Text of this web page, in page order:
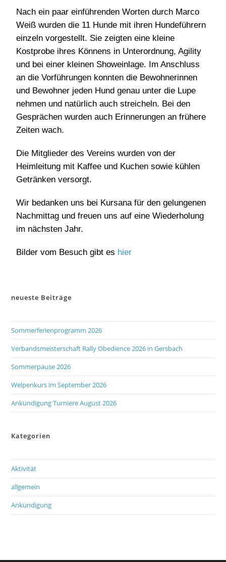
Nach ein paar einführenden Worten durch Marco
Weiß wurden die 11 Hunde mit ihren Hundeführern
einzeln vorgestellt. Sie zeigten eine kleine
Kostprobe ihres Könnens in Unterordnung, Agility
und bei einer kleinen Showeinlage. Im Anschluss
an die Vorführungen konnten die Bewohnerinnen
und Bewohner jeden Hund genau unter die Lupe
nehmen und natürlich auch streicheln. Bei den
Gesprächen wurden auch Erinnerungen an frühere
Zeiten wach.
Die Mitglieder des Vereins wurden von der
Heimleitung mit Kaffee und Kuchen sowie kühlen
Getränken versorgt.
Wir bedanken uns bei Kursana für den gelungenen
Nachmittag und freuen uns auf eine Wiederholung
im nächsten Jahr.
Bilder vom Besuch gibt es hier
neueste Beiträge
Sommerferienprogramm 2026
Verbandsmeisterschaft Rally Obedience 2026 in Gersbach
Sommerpause 2026
Welpenkurs im September 2026
Ankündigung Turniere August 2026
Kategorien
Aktivität
allgemein
Ankündigung